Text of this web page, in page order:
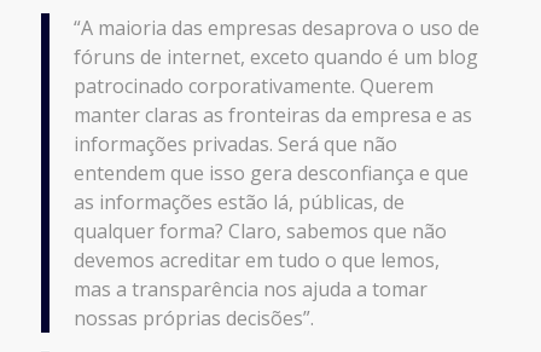
“A maioria das empresas desaprova o uso de
fóruns de internet, exceto quando é um blog
patrocinado corporativamente. Querem
manter claras as fronteiras da empresa e as
informações privadas. Será que não
entendem que isso gera desconfiança e que
as informações estão lá, públicas, de
qualquer forma? Claro, sabemos que não
devemos acreditar em tudo o que lemos,
mas a transparência nos ajuda a tomar
nossas próprias decisões”.